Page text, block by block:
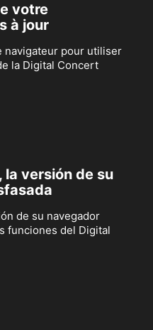
votre
à jour
navigateur pour utiliser
la Digital Concert
versión de su
de su navegador
funciones del Digital